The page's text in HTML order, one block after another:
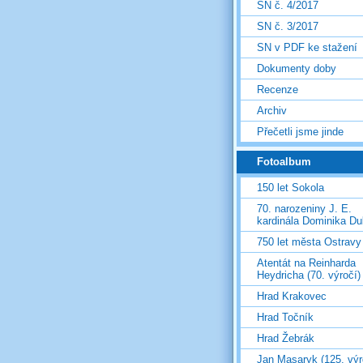
SN č. 4/2017
SN č. 3/2017
SN v PDF ke stažení
Dokumenty doby
Recenze
Archiv
Přečetli jsme jinde
Fotoalbum
150 let Sokola
70. narozeniny J. E.
kardinála Dominika
750 let města Ostravy
Atentát na Reinharda
Heydricha (70. výročí)
Hrad Krakovec
Hrad Točník
Hrad Žebrák
Jan Masaryk (125.